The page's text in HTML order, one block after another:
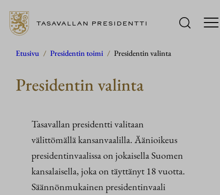
Siirry
TASAVALLAN PRESIDENTTI
Etusivu / Presidentin toimi / Presidentin valinta
Presidentin valinta
Tasavallan presidentti valitaan
välittömällä kansanvaalilla. Äänioikeus
presidentinvaalissa on jokaisella Suomen
kansalaisella, joka on täyttänyt 18 vuotta.
Säännönmukainen presidentinvaali